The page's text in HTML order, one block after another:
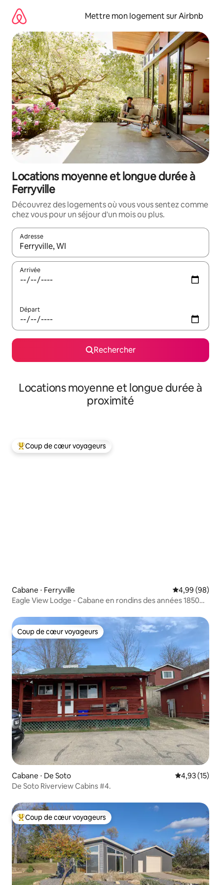
directement
contenu
Mettre mon logement sur Airbnb
Locations moyenne et longue durée à
Ferryville
Découvrez des logements où vous vous sentez comme
chez vous pour un séjour d'un mois ou plus.
Adresse
Lorsque les résultats s'affichent, utilisez les flèches vers le
Arrivée
Départ
Rechercher
Locations moyenne et longue durée à
proximité
Coups de cœur voyageurs les plus appréciés
Coup de cœur voyageurs
Cabane ⋅ Ferryville Évaluation
4,99 (98)
Eagle View Lodge - Cabane en rondins des années 1850
Coup de cœur voyageurs
Coup de cœur voyageurs
Cabane ⋅ De Soto Évaluation
4,93 (15)
De Soto Riverview Cabins #4.
Coups de cœur voyageurs les plus appréciés
Coup de cœur voyageurs